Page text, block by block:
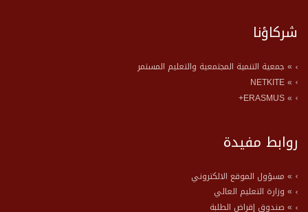
شركاؤنا
» جمعية التنمية المجتمعية والتعليم المستمر
» NETKITE
» ERASMUS+
روابط مفيدة
» مسؤول الموقع الالكتروني
» وزارة التعليم العالي
» صندوق إقراض الطلبة